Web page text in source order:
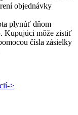
objednávky
plynúť dňom
Kupujúci môže zistiť
čísla zásielky
>